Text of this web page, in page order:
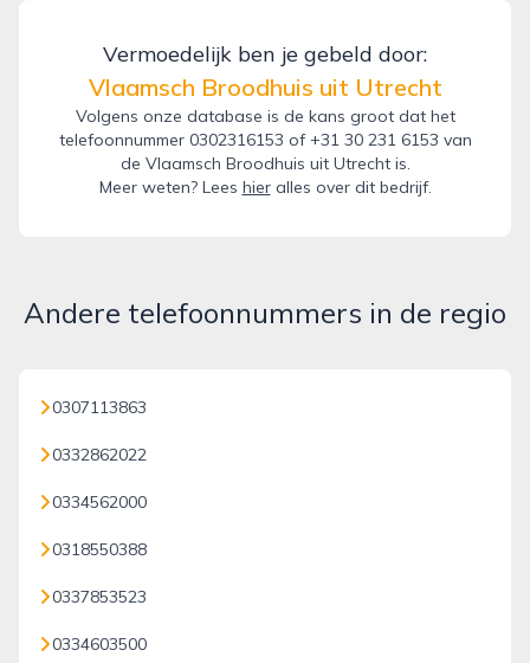
Vermoedelijk ben je gebeld door:
Vlaamsch Broodhuis uit Utrecht
Volgens onze database is de kans groot dat het
telefoonnummer 0302316153 of +31 30 231 6153 van
de Vlaamsch Broodhuis uit Utrecht is.
Meer weten? Lees hieralles over dit bedrijf.
Andere telefoonnummers in de regio
0307113863
0332862022
0334562000
0318550388
0337853523
0334603500